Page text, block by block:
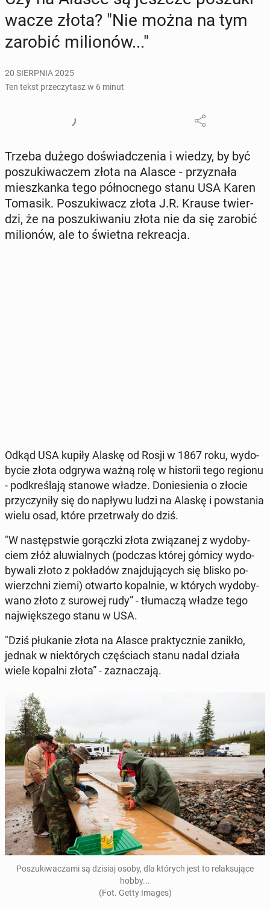
wa­cze złota? "Nie można na tym
zarobić mi­lio­nów..."
20 SIERPNIA 2025
Ten tekst przeczytasz w 6 minut
Trzeba dużego do­świad­cze­nia i wiedzy, by być
po­szu­ki­wa­czem złota na Alasce - przy­zna­ła
miesz­kan­ka tego pół­noc­ne­go stanu USA Karen
Tomasik. Po­szu­ki­wacz złota J.R. Krause twier­
dzi, że na po­szu­ki­wa­niu złota nie da się zarobić
mi­lio­nów, ale to świetna re­kre­acja.
Odkąd USA kupiły Alaskę od Rosji w 1867 roku, wy­do­
by­cie złota odgrywa ważną rolę w hi­sto­rii tego regionu
- pod­kre­śla­ją stanowe władze. Do­nie­sie­nia o złocie
przy­czy­ni­ły się do napływu ludzi na Alaskę i po­wsta­nia
wielu osad, które prze­trwa­ły do dziś.
"W na­stęp­stwie go­rącz­ki złota zwią­za­nej z wy­do­by­
ciem złóż alu­wial­nych (podczas której górnicy wy­do­
by­wa­li złoto z po­kła­dów znaj­du­ją­cych się blisko po­
wierzch­ni ziemi) otwarto ko­pal­nie, w których wy­do­by­
wa­no złoto z surowej rudy” - tłu­ma­czą władze tego
naj­więk­sze­go stanu w USA.
"Dziś płu­ka­nie złota na Alasce prak­tycz­nie zanikło,
jednak w nie­któ­rych czę­ściach stanu nadal działa
wiele kopalni złota” - za­zna­cza­ją.
Po­szu­ki­wa­cza­mi są dzisiaj osoby, dla których jest to re­lak­su­ją­ce
hobby...
(Fot. Getty Images)